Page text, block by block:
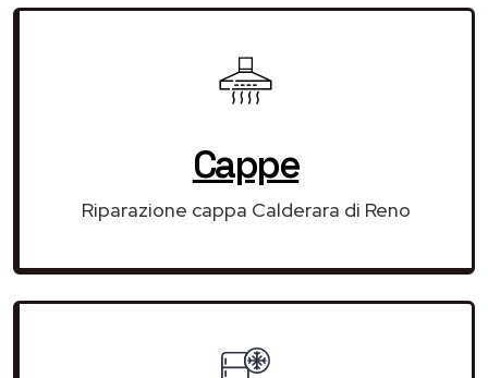
Cappe
Riparazione cappa Calderara di Reno